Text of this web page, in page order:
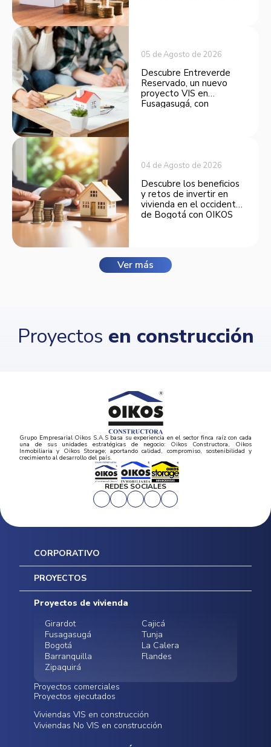
05 de Agosto de 2026
Descubre Entreverde
Reservado, un nuevo
proyecto VIS en
Fusagasugá, con
04 de Agosto de 2026
Descubre los beneficios
y retos de invertir en
vivienda en el occidente
de Bogotá con OIKOS
Ver más
Proyectos en construcción
Grupo Empresarial Oikos S.A.S basa su experiencia en el sector finca raíz con cada
una de sus unidades estratégicas de negocio: Oikos Constructora, Oikos
Inmobiliaria y Oikos Storage; aportando calidad, compromiso, sostenibilidad y
crecimiento al desarrollo del país.
REDES SOCIALES
CORPORATIVO
Inicio
Mapa del sitio
Postventas
Contratación Directa
Noticias
PROYECTOS
Proyectos de vivienda
Girardot
Cajicá
Fusagasugá
Tunja
Bogotá
La Calera
Barranquilla
Flandes
Zipaquirá
Proyectos comerciales
Funza
Infinitum Zentral
Bodegas - ALMAX
Centro Comercial
Proyectos ejecutados
Conoce nuestros
proyectos ejecutados
Viviendas VIS en construcción
Viviendas No VIS en construcción